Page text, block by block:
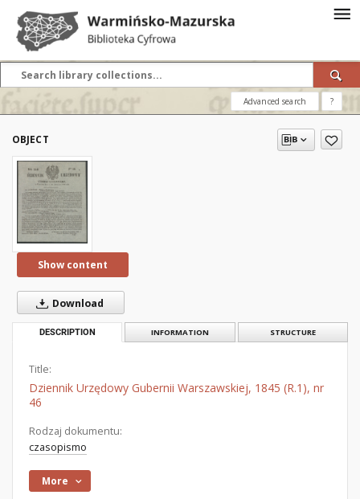
Advanced search ?
OBJECT
Show content
Download
DESCRIPTION INFORMATION STRUCTURE
Title:
Dziennik Urzędowy Gubernii Warszawskiej, 1845 (R.1), nr
46
Rodzaj dokumentu:
czasopismo
More